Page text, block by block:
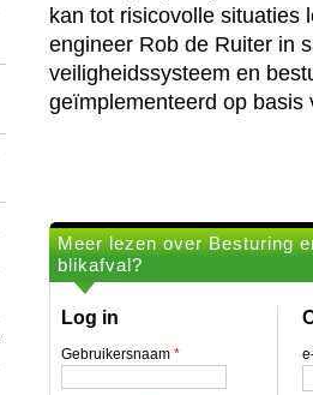
kan tot risicovolle situaties
engineer Rob de Ruiter in
veiligheidssysteem en
geïmplementeerd op basis
Meer lezen over Besturing
blikafval?
Log in
Gebruikersnaam *